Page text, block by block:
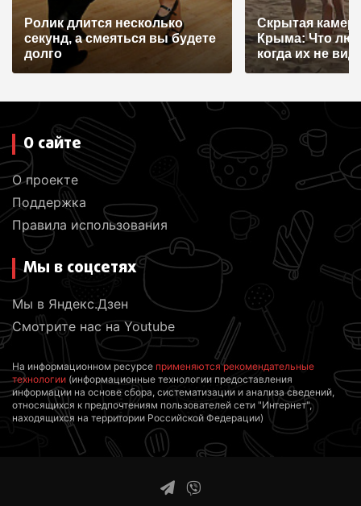
с
я
Ролик длится несколько
секунд, а смеяться вы будете
долго
Скрытая
Крыма: Что
когда их не
О сайте
О проекте
Поддержка
Правила использования
Мы в соцсетях
Мы в Яндекс.Дзен
Смотрите нас на Youtube
На информационном ресурсе применяются рекомендательные
технологии (информационные технологии предоставления
информации на основе сбора, систематизации и анализа сведений,
относящихся к предпочтениям пользователей сети "Интернет",
находящихся на территории Российской Федерации)